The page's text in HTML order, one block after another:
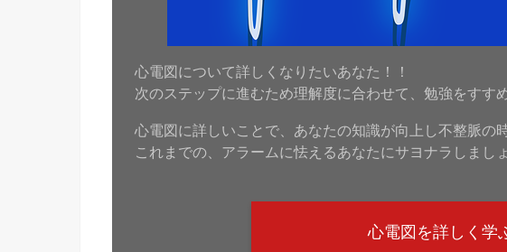
心電図について詳しくなりたいあなた！！
次のステップに進むため理解度に合わせて、勉強をすす
心電図に詳しいことで、あなたの知識が向上し不整脈の
これまでの、アラームに怯えるあなたにサヨナラしまし
心電図を詳しく学